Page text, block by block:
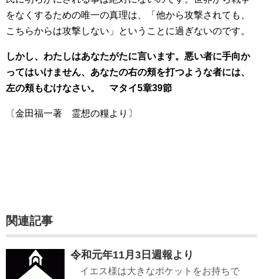
をなくするための唯一の真理は、「他から攻撃されても、
こちらからは攻撃しない」ということに過ぎないのです。
しかし、わたしはあなたがたに言います。悪い者に手向か
ってはいけません、あなたの右の頬を打つような者には、
左の頬もむけなさい。
マタイ5章39節
〔金田福一著 霊想の糧より〕
関連記事
令和元年11月3日週報より
イエス様は大きなポケットをお持ちで